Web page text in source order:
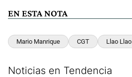
EN ESTA NOTA
Mario Manrique CGT Llao Llao
Noticias en Tendencia